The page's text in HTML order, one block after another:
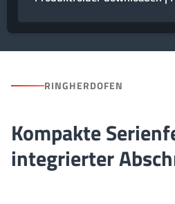
RINGHERDOFEN
Kompakte
integrierter